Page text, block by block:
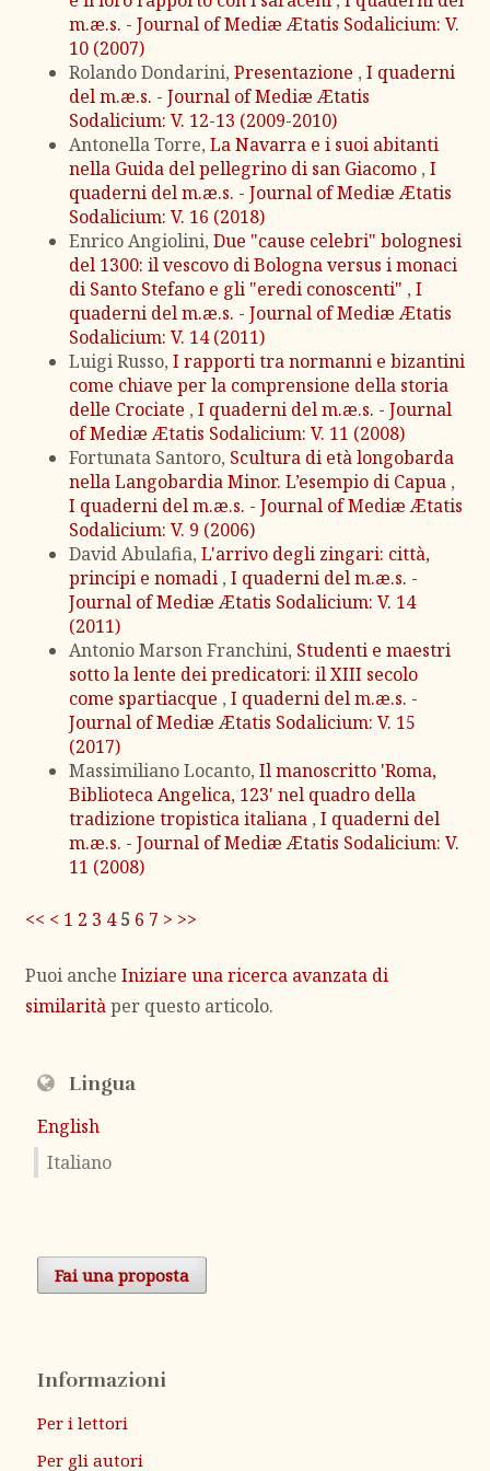
m.æ.s. - Journal of Mediæ Ætatis Sodalicium: V.
10 (2007)
Rolando Dondarini, Presentazione , I quaderni
del m.æ.s. - Journal of Mediæ Ætatis
Sodalicium: V. 12-13 (2009-2010)
Antonella Torre, La Navarra e i suoi abitanti
nella Guida del pellegrino di san Giacomo , I
quaderni del m.æ.s. - Journal of Mediæ Ætatis
Sodalicium: V. 16 (2018)
Enrico Angiolini, Due "cause celebri" bolognesi
del 1300: il vescovo di Bologna versus i monaci
di Santo Stefano e gli "eredi conoscenti" , I
quaderni del m.æ.s. - Journal of Mediæ Ætatis
Sodalicium: V. 14 (2011)
Luigi Russo, I rapporti tra normanni e bizantini
come chiave per la comprensione della storia
delle Crociate , I quaderni del m.æ.s. - Journal
of Mediæ Ætatis Sodalicium: V. 11 (2008)
Fortunata Santoro, Scultura di età longobarda
nella Langobardia Minor. L’esempio di Capua ,
I quaderni del m.æ.s. - Journal of Mediæ Ætatis
Sodalicium: V. 9 (2006)
David Abulafia, L'arrivo degli zingari: città,
principi e nomadi , I quaderni del m.æ.s. -
Journal of Mediæ Ætatis Sodalicium: V. 14
(2011)
Antonio Marson Franchini, Studenti e maestri
sotto la lente dei predicatori: il XIII secolo
come spartiacque , I quaderni del m.æ.s. -
Journal of Mediæ Ætatis Sodalicium: V. 15
(2017)
Massimiliano Locanto, Il manoscritto 'Roma,
Biblioteca Angelica, 123' nel quadro della
tradizione tropistica italiana , I quaderni del
m.æ.s. - Journal of Mediæ Ætatis Sodalicium: V.
11 (2008)
<< < 1 2 3 4 5 6 7 > >>
Puoi anche Iniziare una ricerca avanzata di
similaritàper questo articolo.
Lingua
English
Italiano
Fai una proposta
Informazioni
Per i lettori
Per gli autori